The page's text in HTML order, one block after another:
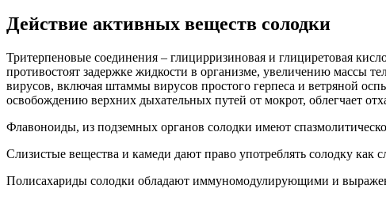
Действие активных веществ солодки
Тритерпеновые соединения – глицирризиновая и глициретовая
противостоят задержке жидкости в организме, увеличению массы
вирусов, включая штаммы вирусов простого герпеса и ветряной
освобождению верхних дыхательных путей от мокрот, облегчает
Флавоноиды, из подземных органов солодки имеют
Слизистые вещества и камеди дают право употреблять солодку как
Полисахариды солодки обладают иммуномодулирующими и